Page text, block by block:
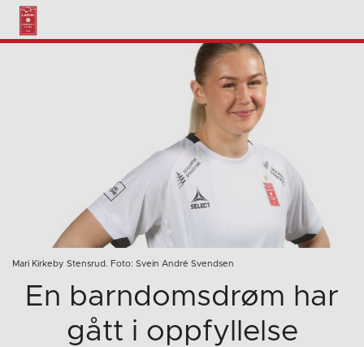
Mari Kirkeby Stensrud. Foto: Svein André Svendsen
En barndomsdrøm har
gått i oppfyllelse